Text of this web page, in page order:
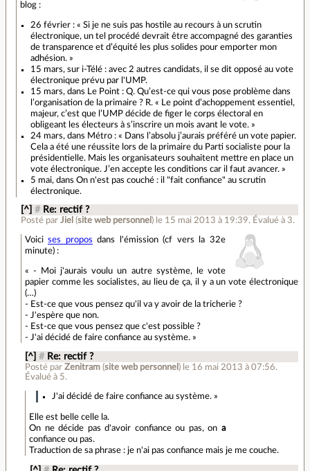
blog :
26 février : « Si je ne suis pas hostile au recours à un scrutin
électronique, un tel procédé devrait être accompagné des garanties
de transparence et d’équité les plus solides pour emporter mon
adhésion. »
15 mars, sur i-Télé : avec 2 autres candidats, il se dit opposé au vote
électronique prévu par l'UMP.
15 mars, dans Le Point : Q. Qu’est-ce qui vous pose problème dans
l’organisation de la primaire ? R. « Le point d’achoppement essentiel,
majeur, c’est que l’UMP décide de figer le corps électoral en
obligeant les électeurs à s’inscrire un mois avant le vote. »
24 mars, dans Métro : « Dans l’absolu j’aurais préféré un vote papier.
Cela a été une réussite lors de la primaire du Parti socialiste pour la
présidentielle. Mais les organisateurs souhaitent mettre en place un
vote électronique. J’en accepte les conditions car il faut avancer. »
5 mai, dans On n'est pas couché : il "fait confiance" au scrutin
électronique.
[^] # Re: rectif ?
Posté par Jiel (site web personnel ) le 15 mai 2013 à 19:39. Évalué à 3.
Voicises propos dans l'émission (cf vers la 32e
minute) :
« - Moi j'aurais voulu un autre système, le vote
papier comme les socialistes, au lieu de ça, il y a un vote électronique
(…)
- Est-ce que vous pensez qu'il va y avoir de la tricherie ?
- J'espère que non.
- Est-ce que vous pensez que c'est possible ?
- J'ai décidé de faire confiance au système. »
[^] # Re: rectif ?
Posté parZenitram (site web personnel ) le 16 mai 2013 à 07:56.
Évalué à 5.
J'ai décidé de faire confiance au système. »
Elle est belle celle la.
On ne décide pas d'avoir confiance ou pas, on a
confiance ou pas.
Traduction de sa phrase : je n'ai pas confiance mais je me couche.